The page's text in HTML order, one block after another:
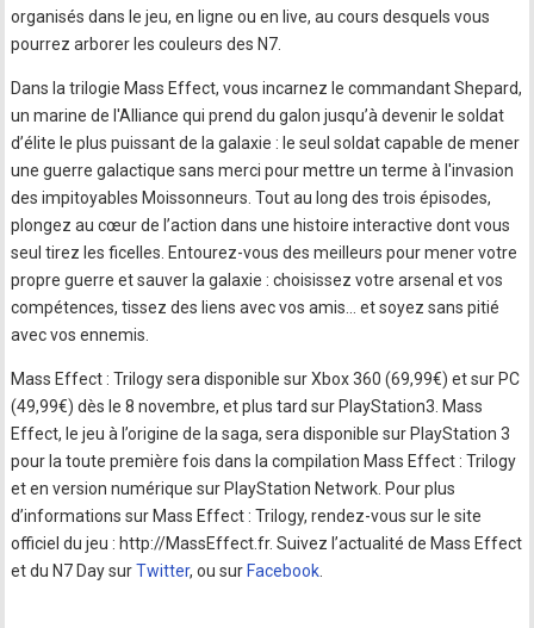
organisés dans le jeu, en ligne ou en live, au cours desquels vous
pourrez arborer les couleurs des N7.
Dans la trilogie Mass Effect, vous incarnez le commandant Shepard,
un marine de l'Alliance qui prend du galon jusqu’à devenir le soldat
d’élite le plus puissant de la galaxie : le seul soldat capable de mener
une guerre galactique sans merci pour mettre un terme à l'invasion
des impitoyables Moissonneurs. Tout au long des trois épisodes,
plongez au cœur de l’action dans une histoire interactive dont vous
seul tirez les ficelles. Entourez-vous des meilleurs pour mener votre
propre guerre et sauver la galaxie : choisissez votre arsenal et vos
compétences, tissez des liens avec vos amis… et soyez sans pitié
avec vos ennemis.
Mass Effect : Trilogy sera disponible sur Xbox 360 (69,99€) et sur PC
(49,99€) dès le 8 novembre, et plus tard sur PlayStation3. Mass
Effect, le jeu à l’origine de la saga, sera disponible sur PlayStation 3
pour la toute première fois dans la compilation Mass Effect : Trilogy
et en version numérique sur PlayStation Network. Pour plus
d’informations sur Mass Effect : Trilogy, rendez-vous sur le site
officiel du jeu : http://MassEffect.fr. Suivez l’actualité de Mass Effect
et du N7 Day surTwitter, ou sur Facebook